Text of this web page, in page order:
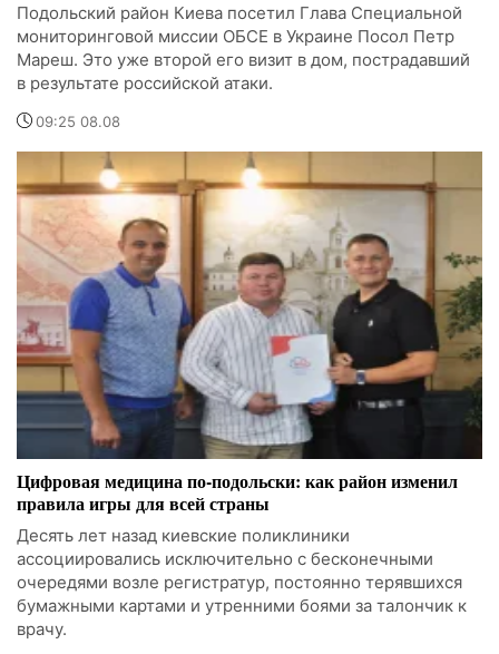
Подольский район Киева посетил Глава Специальной
мониторинговой миссии ОБСЕ в Украине Посол Петр
Мареш. Это уже второй его визит в дом, пострадавший
в результате российской атаки.
09:25 08.08
Цифровая медицина по-подольски: как район изменил
правила игры для всей страны
Десять лет назад киевские поликлиники
ассоциировались исключительно с бесконечными
очередями возле регистратур, постоянно терявшихся
бумажными картами и утренними боями за талончик к
врачу.